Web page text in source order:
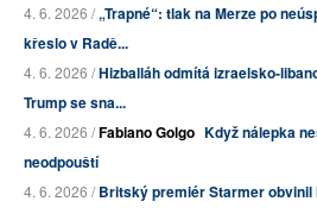
4. 6. 2026 /„Trapné“: tlak na Merze po
křeslo v Radě...
4. 6. 2026 /Hizballáh odmítá izraelsko-
Trump se sna...
4. 6. 2026 /Fabiano Golgo Když nálepka
neodpouští
4. 6. 2026 /Britský premiér Starmer obvinil